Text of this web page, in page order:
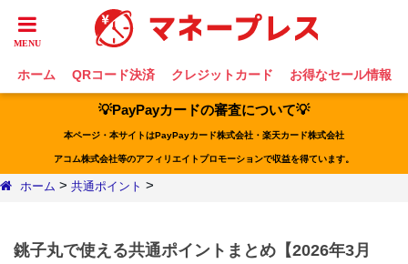
ホーム QRコード決済 クレジットカード お得なセール情報
💡PayPayカードの審査について💡
本ページ・本サイトはPayPayカード株式会社・楽天カード株式会社
アコム株式会社等のアフィリエイトプロモーションで収益を得ています。
ホーム > 共通ポイント >
銚子丸で使える共通ポイントまとめ【2026年3月